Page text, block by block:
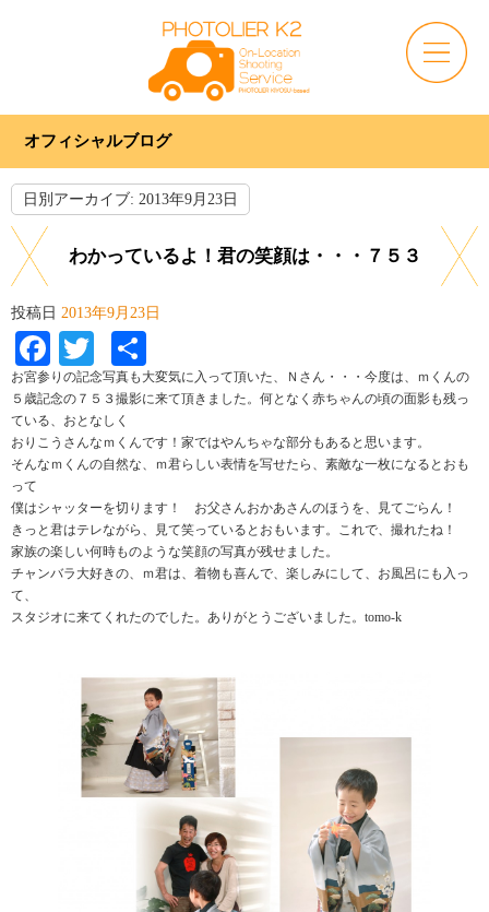
オフィシャルブログ
日別アーカイブ: 2013年9月23日
わかっているよ！君の笑顔は・・・７５３
投稿日 2013年9月23日
Facebook
Twitter
有
お宮参りの記念写真も大変気に入って頂いた、Ｎさん・・・今度は、ｍくんの
５歳記念の７５３撮影に来て頂きました。何となく赤ちゃんの頃の面影も残っ
ている、おとなしく
おりこうさんなｍくんです！家ではやんちゃな部分もあると思います。
そんなｍくんの自然な、ｍ君らしい表情を写せたら、素敵な一枚になるとおも
って
僕はシャッターを切ります！ お父さんおかあさんのほうを、見てごらん！
きっと君はテレながら、見て笑っているとおもいます。これで、撮れたね！
家族の楽しい何時ものような笑顔の写真が残せました。
チャンバラ大好きの、ｍ君は、着物も喜んで、楽しみにして、お風呂にも入っ
て、
スタジオに来てくれたのでした。ありがとうございました。tomo-k